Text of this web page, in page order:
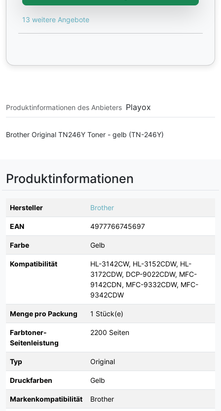
13 weitere Angebote
Produktinformationen des Anbieters Playox
Brother Original TN246Y Toner - gelb (TN-246Y)
Produktinformationen
Hersteller Brother
EAN 4977766745697
Farbe Gelb
Kompatibilität
HL-3142CW, HL-3152CDW, HL-
3172CDW, DCP-9022CDW, MFC-
9142CDN, MFC-9332CDW, MFC-
9342CDW
Menge pro Packung 1 Stück(e)
Farbtoner-
Seitenleistung
2200 Seiten
Typ Original
Druckfarben Gelb
Markenkompatibilität Brother